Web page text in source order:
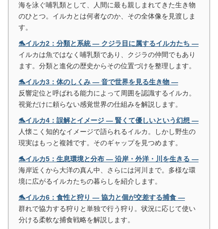
海を泳ぐ哺乳類として、人間に最も親しまれてきた生き物
のひとつ。イルカとは何者なのか、その全体像を見渡しま
す。
🐬イルカ2：分類と系統 ― クジラ目に属するイルカたち ―
イルカは魚ではなく哺乳類であり、クジラの仲間でもあり
ます。分類と進化の歴史からその位置づけを整理します。
🐬イルカ3：体のしくみ ― 音で世界を見る生き物 ―
反響定位と呼ばれる能力によって周囲を認識するイルカ。
視覚だけに頼らない感覚世界の仕組みを解説します。
🐬イルカ4：誤解とイメージ ― 賢くて優しいという幻想 ―
人懐こく知的なイメージで語られるイルカ。しかし野生の
現実はもっと複雑です。そのギャップを見つめます。
🐬イルカ5：生息環境と分布 ― 沿岸・外洋・川を生きる ―
海岸近くから大洋の真ん中、さらには河川まで。多様な環
境に広がるイルカたちの暮らしを紹介します。
🐬イルカ6：食性と狩り ― 協力と個が交差する捕食 ―
群れで協力する狩りと単独で行う狩り。状況に応じて使い
分ける柔軟な捕食戦略を解説します。